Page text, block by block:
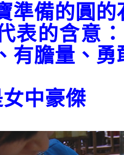
準備的圓的
表的含意
有膽量、勇
中豪傑